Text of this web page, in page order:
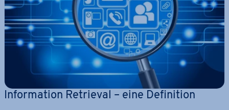
In­for­ma­ti­on Retrieval – eine De­fi­ni­ti­on